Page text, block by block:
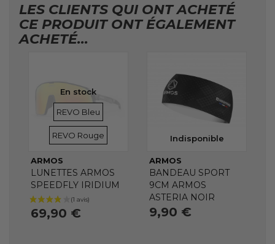
LES CLIENTS QUI ONT ACHETÉ
CE PRODUIT ONT ÉGALEMENT
ACHETÉ...
En stock
VERRES
REVO Bleu
VERRES
REVO Rouge
ARMOS
LUNETTES ARMOS
SPEEDFLY IRIDIUM
69,90 €
Indisponible
ARMOS
BANDEAU SPORT
9CM ARMOS
ASTERIA NOIR
9,90 €